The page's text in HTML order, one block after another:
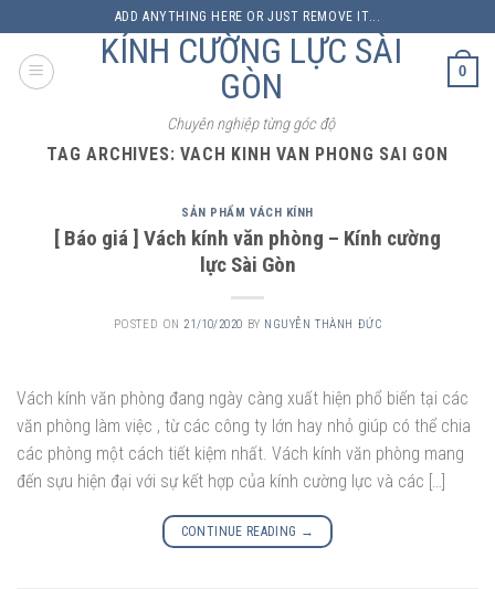
to
content
ADD ANYTHING HERE OR JUST REMOVE IT...
KÍNH CƯỜNG LỰC SÀI
GÒN
Chuyên nghiệp từng góc độ
0
TAG ARCHIVES:VACH KINH VAN PHONG SAI GON
SẢN PHẨM VÁCH KÍNH
[ Báo giá ] Vách kính văn phòng – Kính cường
lực Sài Gòn
POSTED ON 21/10/2020 BY NGUYỄN THÀNH ĐỨC
Vách kính văn phòng đang ngày càng xuất hiện phổ biến tại các
văn phòng làm việc , từ các công ty lớn hay nhỏ giúp có thể chia
các phòng một cách tiết kiệm nhất. Vách kính văn phòng mang
đến sựu hiện đại với sự kết hợp của kính cường lực và các […]
CONTINUE READING →